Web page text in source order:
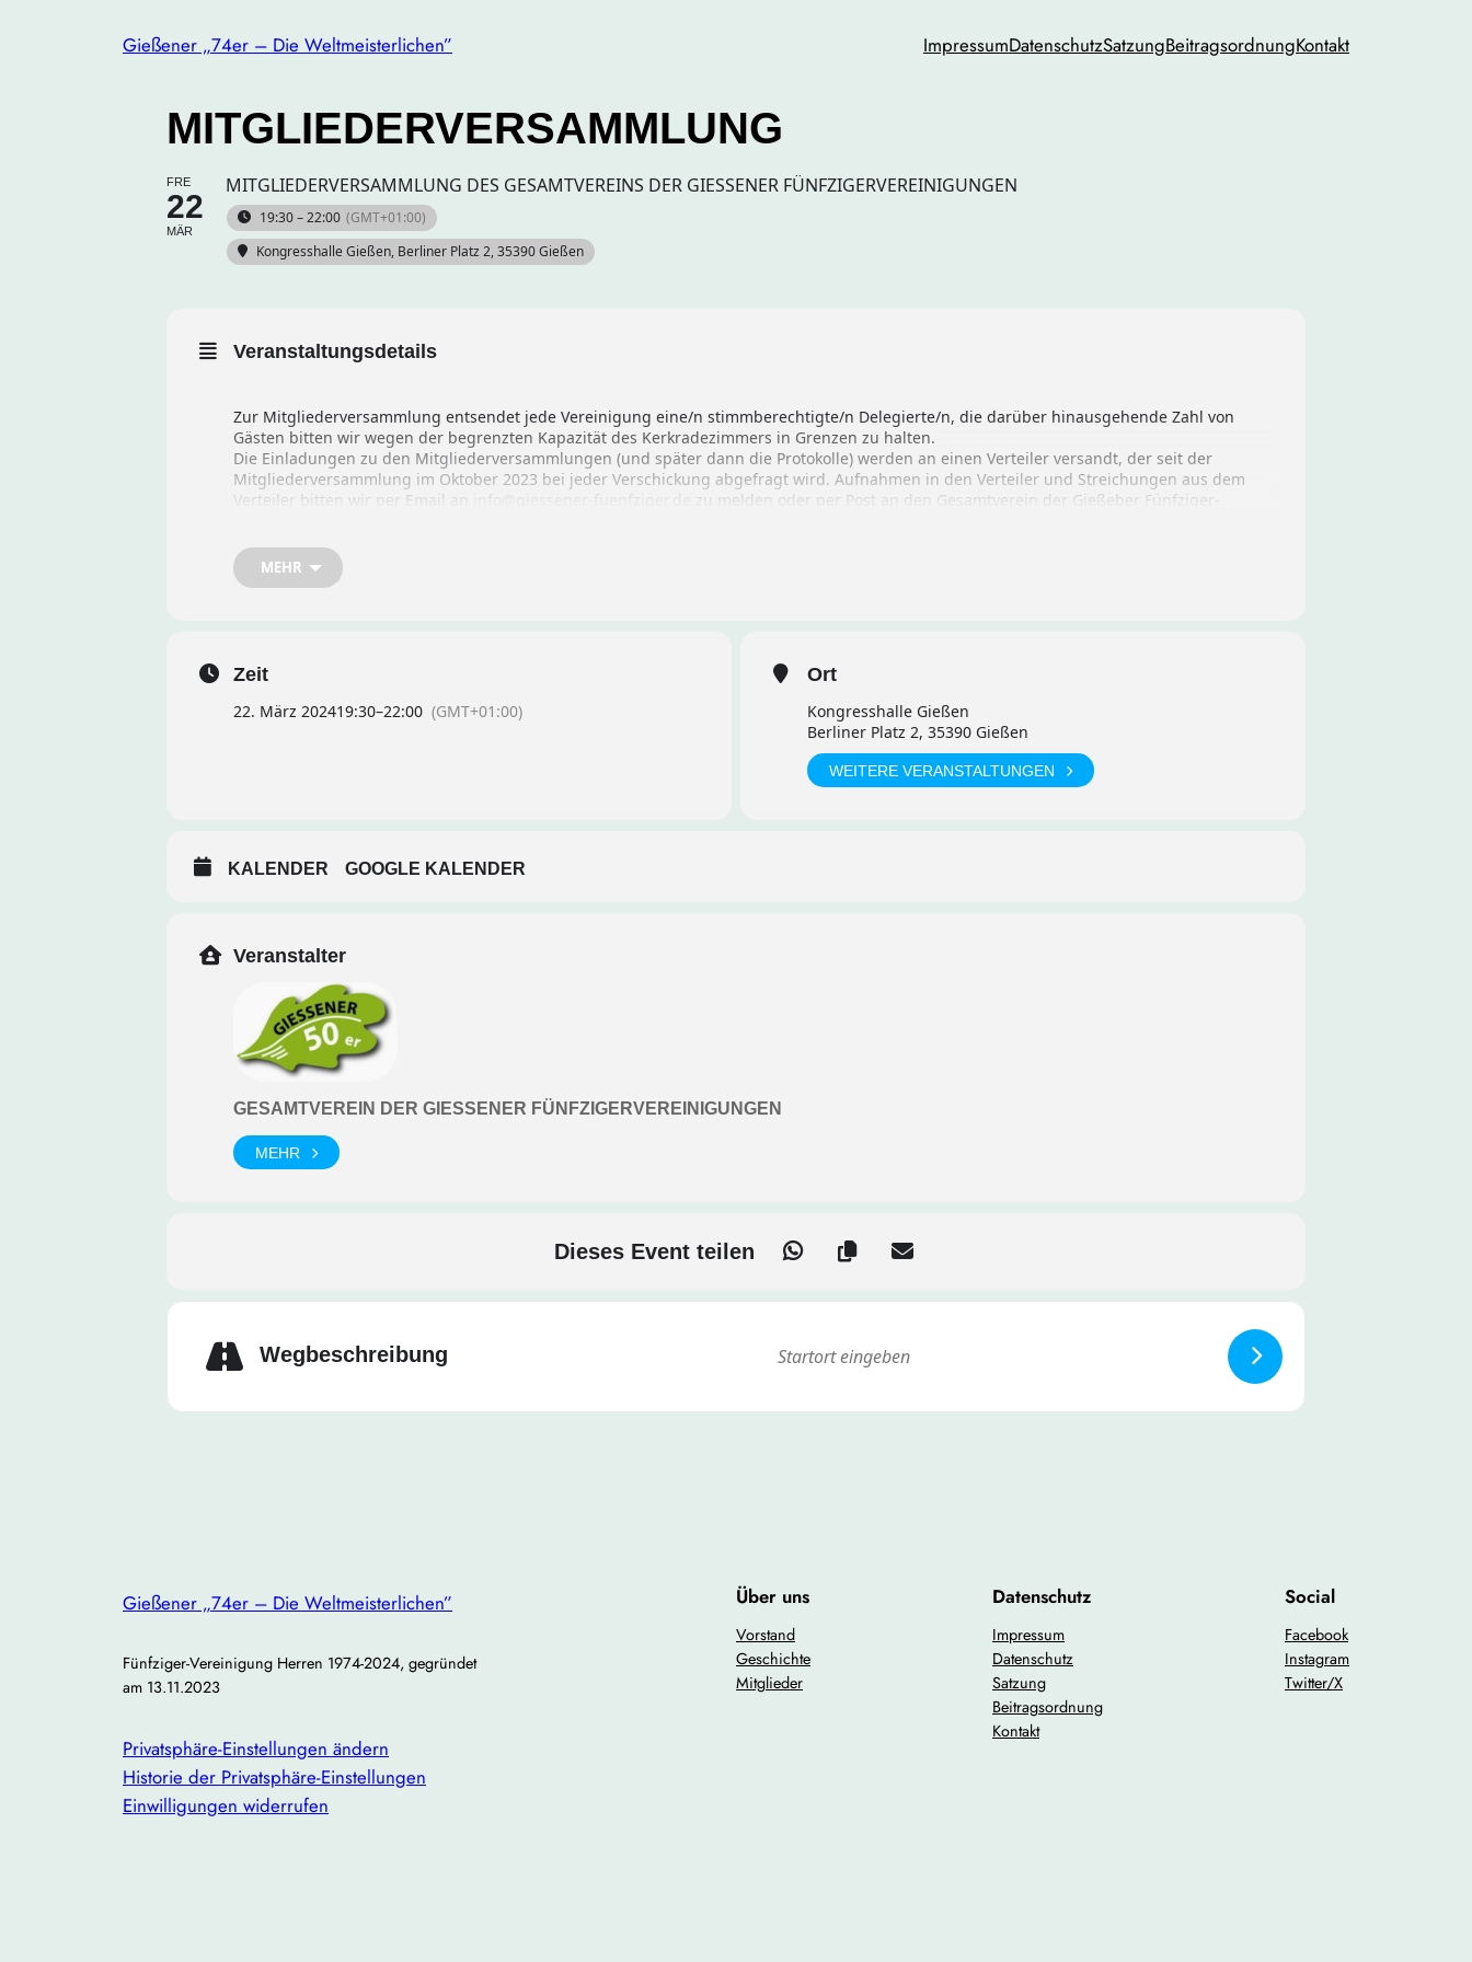
Gießener „74er – Die Weltmeisterlichen” ImpressumDatenschutzSatzungBeitragsordnungKontakt
MITGLIEDERVERSAMMLUNG
FRE
22
MÄR
MITGLIEDERVERSAMMLUNG DES GESAMTVEREINS DER GIESSENER FÜNFZIGERVEREINIGUNGEN
19:30 – 22:00 (GMT+01:00)
Kongresshalle Gießen, Berliner Platz 2, 35390 Gießen
Veranstaltungsdetails
Zur Mitgliederversammlung entsendet jede Vereinigung eine/n stimmberechtigte/n Delegierte/n, die darüber hinausgehende Zahl von
Gästen bitten wir wegen der begrenzten Kapazität des Kerkradezimmers in Grenzen zu halten.
Die Einladungen zu den Mitgliederversammlungen (und später dann die Protokolle) werden an einen Verteiler versandt, der seit der
Mitgliederversammlung im Oktober 2023 bei jeder Verschickung abgefragt wird. Aufnahmen in den Verteiler und Streichungen aus dem
Verteiler bitten wir per Email an
zu melden oder per Post an den Gesamtverein der Gießeber Fünfziger-
MEHR
Zeit
22. März 202419:30–22:00 (GMT+01:00)
Ort
Kongresshalle Gießen
Berliner Platz 2, 35390 Gießen
WEITERE VERANSTALTUNGEN
KALENDER GOOGLE KALENDER
Veranstalter
GESAMTVEREIN DER GIESSENER FÜNFZIGERVEREINIGUNGEN
MEHR
Dieses Event teilen
Wegbeschreibung
Gießener „74er – Die Weltmeisterlichen”
Fünfziger-Vereinigung Herren 1974-2024, gegründet
am 13.11.2023
Privatsphäre-Einstellungen ändern
Historie der Privatsphäre-Einstellungen
Einwilligungen widerrufen
Über uns
Vorstand
Geschichte
Mitglieder
Datenschutz
Impressum
Datenschutz
Satzung
Beitragsordnung
Kontakt
Social
Facebook
Instagram
Twitter/X